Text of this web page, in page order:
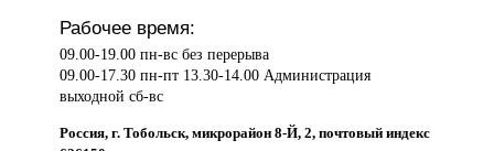
Рабочее время:
09.00-19.00 пн-вс без перерыва
09.00-17.30 пн-пт 13.30-14.00 Администрация
выходной сб-вс
Россия, г. Тобольск, микрорайон 8-Й, 2, почтовый индекс